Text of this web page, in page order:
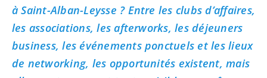
à Saint-Alban-Leysse ? Entre les clubs d’affaires,
les associations, les afterworks, les déjeuners
business, les événements ponctuels et les lieux
de networking, les opportunités existent, mais